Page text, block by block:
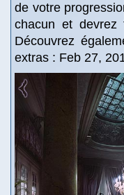
de votre
chacun et
Découvrez
extras : Feb 27,